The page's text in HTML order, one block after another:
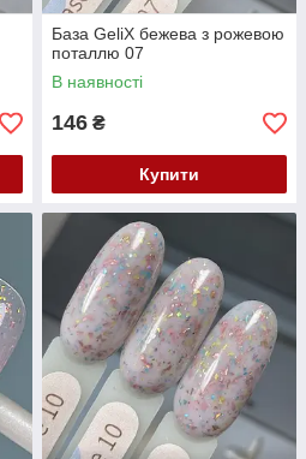
База GeliX бежева з рожевою
поталлю 07
В наявності
146 ₴
Купити